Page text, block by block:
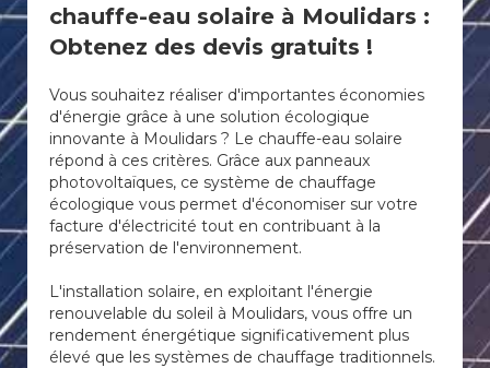
chauffe-eau solaire à Moulidars :
Obtenez des devis gratuits !
Vous souhaitez réaliser d'importantes économies
d'énergie grâce à une solution écologique
innovante à Moulidars ? Le chauffe-eau solaire
répond à ces critères. Grâce aux panneaux
photovoltaïques, ce système de chauffage
écologique vous permet d'économiser sur votre
facture d'électricité tout en contribuant à la
préservation de l'environnement.
L'installation solaire, en exploitant l'énergie
renouvelable du soleil à Moulidars, vous offre un
rendement énergétique significativement plus
élevé que les systèmes de chauffage traditionnels.